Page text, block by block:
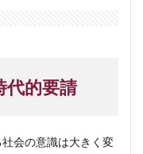
代的要請
会の意識は大きく変